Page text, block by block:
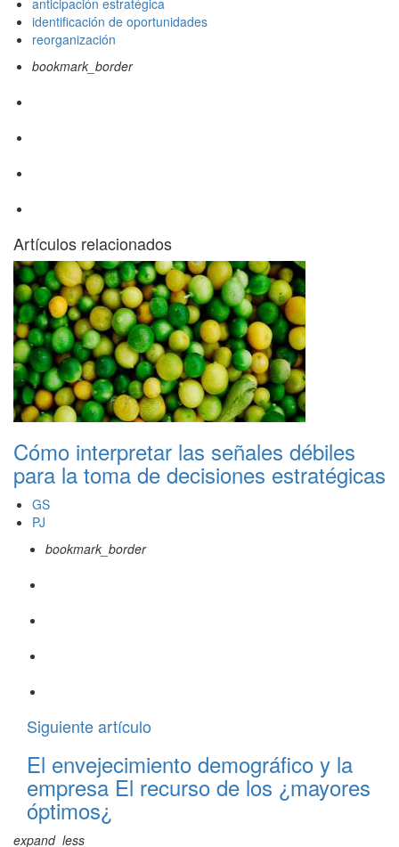
anticipación estratégica
identificación de oportunidades
reorganización
bookmark_border
Artículos relacionados
Cómo interpretar las señales débiles
para la toma de decisiones estratégicas
GS
PJ
bookmark_border
Siguiente artículo
El envejecimiento demográfico y la
empresa El recurso de los ¿mayores
óptimos¿
expand_less